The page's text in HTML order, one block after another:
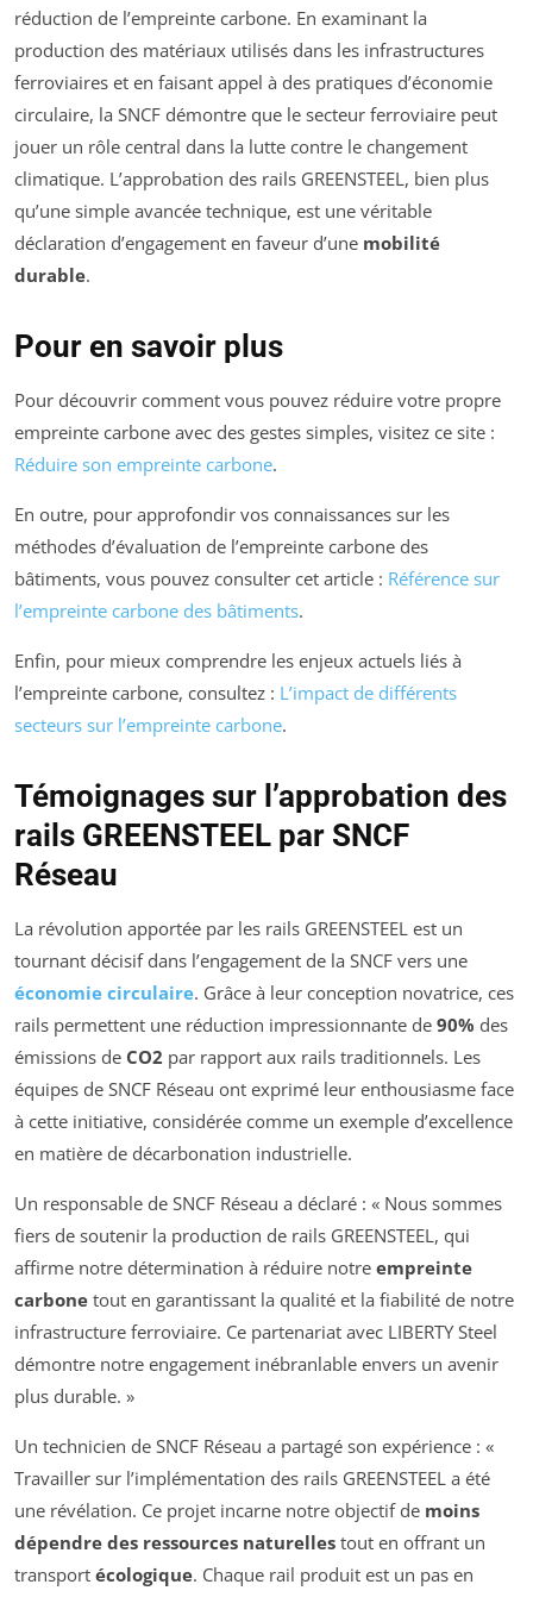
réduction de l’empreinte carbone. En examinant la
production des matériaux utilisés dans les infrastructures
ferroviaires et en faisant appel à des pratiques d’économie
circulaire, la SNCF démontre que le secteur ferroviaire peut
jouer un rôle central dans la lutte contre le changement
climatique. L’approbation des rails GREENSTEEL, bien plus
qu’une simple avancée technique, est une véritable
déclaration d’engagement en faveur d’une mobilité
durable.
Pour en savoir plus
Pour découvrir comment vous pouvez réduire votre propre
empreinte carbone avec des gestes simples, visitez ce site :
Réduire son empreinte carbone.
En outre, pour approfondir vos connaissances sur les
méthodes d’évaluation de l’empreinte carbone des
bâtiments, vous pouvez consulter cet article : Référence sur
l’empreinte carbone des bâtiments.
Enfin, pour mieux comprendre les enjeux actuels liés à
l’empreinte carbone, consultez : L’impact de différents
secteurs sur l’empreinte carbone.
Témoignages sur l’approbation des
rails GREENSTEEL par SNCF
Réseau
La révolution apportée par les rails GREENSTEEL est un
tournant décisif dans l’engagement de la SNCF vers une
économie circulaire. Grâce à leur conception novatrice, ces
rails permettent une réduction impressionnante de 90% des
émissions de CO2 par rapport aux rails traditionnels. Les
équipes de SNCF Réseau ont exprimé leur enthousiasme face
à cette initiative, considérée comme un exemple d’excellence
en matière de décarbonation industrielle.
Un responsable de SNCF Réseau a déclaré : « Nous sommes
fiers de soutenir la production de rails GREENSTEEL, qui
affirme notre détermination à réduire notre empreinte
carbone tout en garantissant la qualité et la fiabilité de notre
infrastructure ferroviaire. Ce partenariat avec LIBERTY Steel
démontre notre engagement inébranlable envers un avenir
plus durable. »
Un technicien de SNCF Réseau a partagé son expérience : «
Travailler sur l’implémentation des rails GREENSTEEL a été
une révélation. Ce projet incarne notre objectif de moins
dépendre des ressources naturelles tout en offrant un
transport écologique. Chaque rail produit est un pas en